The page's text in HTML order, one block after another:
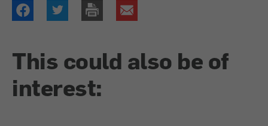
This could also be of
interest: